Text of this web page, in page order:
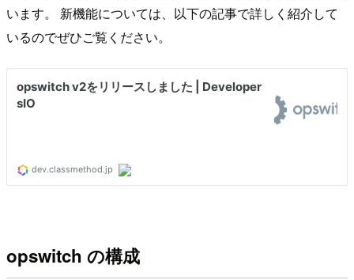
います。 新機能については、以下の記事で詳しく紹介して
いるのでぜひご覧ください。
opswitch の構成